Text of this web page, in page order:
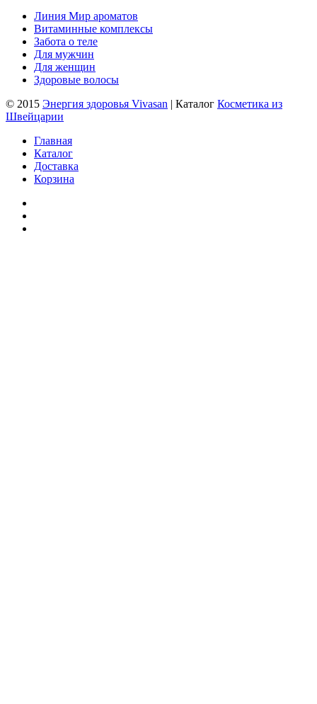
Линия Мир ароматов
Витаминные комплексы
Забота о теле
Для мужчин
Для женщин
Здоровые волосы
© 2015 Энергия здоровья Vivasan | Каталог Косметика из
Швейцарии
Главная
Каталог
Доставка
Корзина